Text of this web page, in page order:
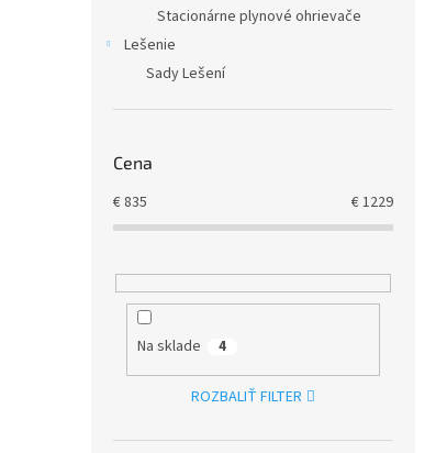
Stacionárne plynové ohrievače
Lešenie
Sady Lešení
Cena
€835 €1229
Na sklade 4
ROZBALIŤ FILTER